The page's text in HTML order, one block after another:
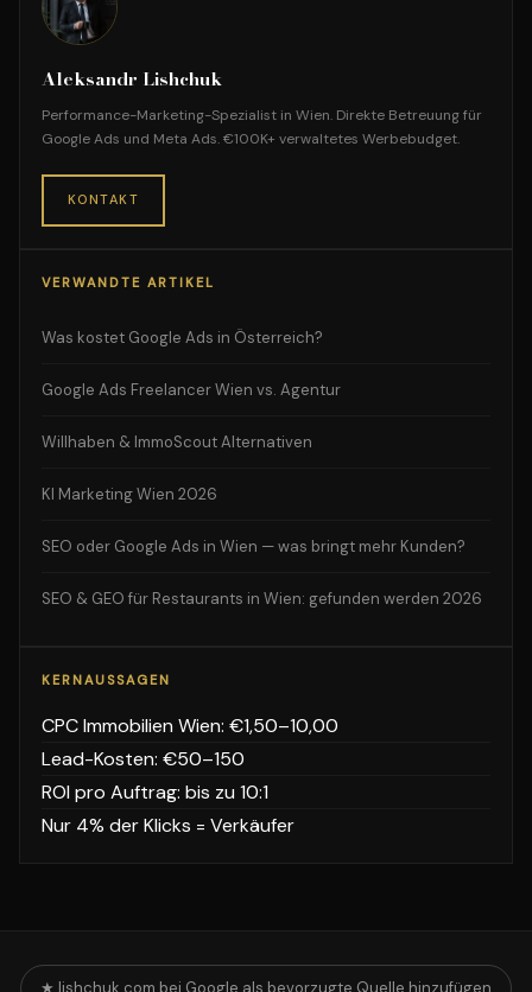
Aleksandr Lishchuk
Performance-Marketing-Spezialist in Wien. Direkte Betreuung für
Google Ads und Meta Ads. €100K+ verwaltetes Werbebudget.
KONTAKT
VERWANDTE ARTIKEL
Was kostet Google Ads in Österreich?
Google Ads Freelancer Wien vs. Agentur
Willhaben & ImmoScout Alternativen
KI Marketing Wien 2026
SEO oder Google Ads in Wien — was bringt mehr Kunden?
SEO & GEO für Restaurants in Wien: gefunden werden 2026
KERNAUSSAGEN
CPC Immobilien Wien: €1,50–10,00
Lead-Kosten: €50–150
ROI pro Auftrag: bis zu 10:1
Nur 4% der Klicks = Verkäufer
★ lishchuk.com bei Google als bevorzugte Quelle hinzufügen